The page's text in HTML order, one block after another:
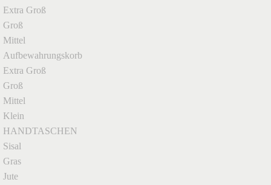
Extra Groß
Groß
Mittel
Aufbewahrungskorb
Extra Groß
Groß
Mittel
Klein
HANDTASCHEN
Sisal
Gras
Jute